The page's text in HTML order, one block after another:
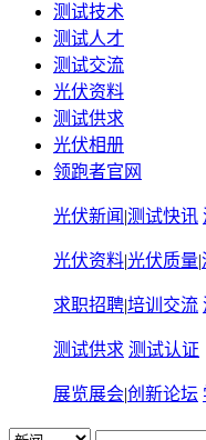
测试技术
测试人才
测试交流
光伏资料
测试供求
光伏相册
领跑者官网
光伏新闻 |测试快讯
光伏资料|光伏质量|
求职招聘|培训交流
测试供求 测试认证
展览展会|创新论坛